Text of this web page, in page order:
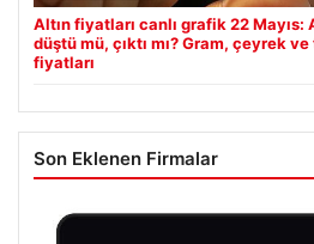
Altın fiyatları canlı grafik 22 Mayıs:
düştü mü, çıktı mı? Gram, çeyrek ve
fiyatları
Son Eklenen Firmalar